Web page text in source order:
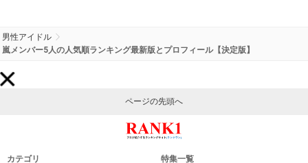
男性アイドル
嵐メンバー5人の人気順ランキング最新版とプロフィール【決定版】
ページの先頭へ
カテゴリ 特集一覧